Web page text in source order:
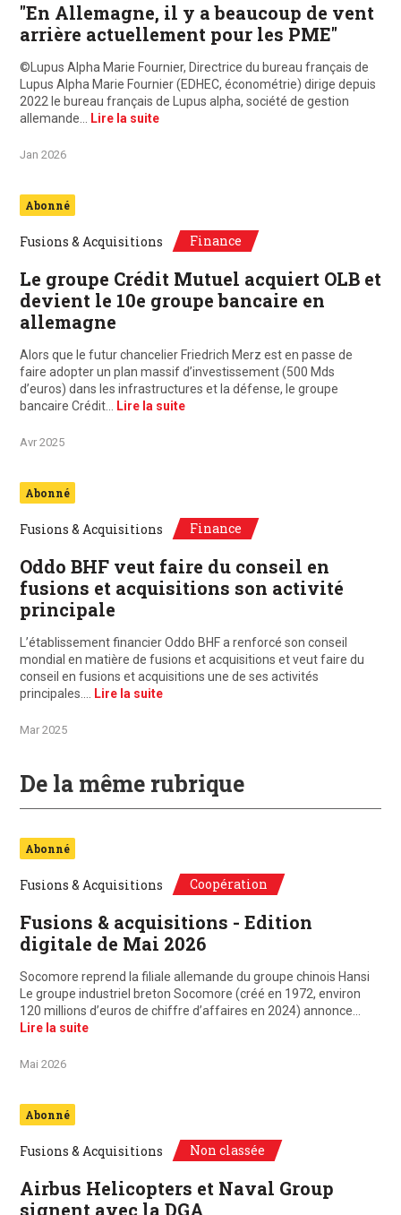
"En Allemagne, il y a beaucoup de vent
arrière actuellement pour les PME"
©Lupus Alpha Marie Fournier, Directrice du bureau français de
Lupus Alpha Marie Fournier (EDHEC, économétrie) dirige depuis
2022 le bureau français de Lupus alpha, société de gestion
allemande…
Lire la suite
Jan 2026
Abonné
Fusions & Acquisitions Finance
Le groupe Crédit Mutuel acquiert OLB et
devient le 10e groupe bancaire en
allemagne
Alors que le futur chancelier Friedrich Merz est en passe de
faire adopter un plan massif d’investissement (500 Mds
d’euros) dans les infrastructures et la défense, le groupe
bancaire Crédit…
Lire la suite
Avr 2025
Abonné
Fusions & Acquisitions Finance
Oddo BHF veut faire du conseil en
fusions et acquisitions son activité
principale
L’établissement financier Oddo BHF a renforcé son conseil
mondial en matière de fusions et acquisitions et veut faire du
conseil en fusions et acquisitions une de ses activités
principales.…
Lire la suite
Mar 2025
De la même rubrique
Abonné
Fusions & Acquisitions Coopération
Fusions & acquisitions - Edition
digitale de Mai 2026
Socomore reprend la filiale allemande du groupe chinois Hansi
Le groupe industriel breton Socomore (créé en 1972, environ
120 millions d’euros de chiffre d’affaires en 2024) annonce…
Lire la suite
Mai 2026
Abonné
Fusions & Acquisitions Non classée
Airbus Helicopters et Naval Group
signent avec la DGA